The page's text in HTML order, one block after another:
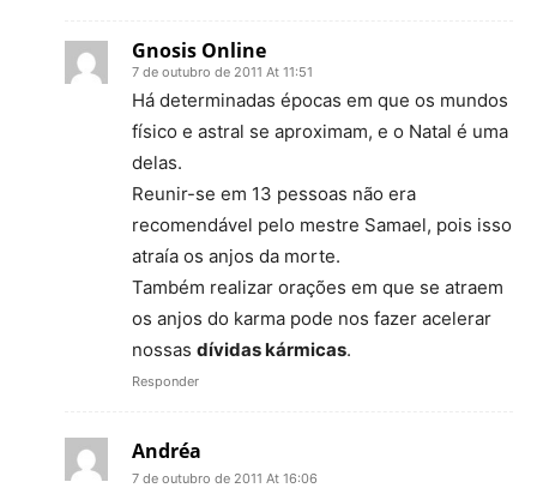
Gnosis Online
7 de outubro de 2011 At 11:51
Há determinadas épocas em que os mundos
físico e astral se aproximam, e o Natal é uma
delas.
Reunir-se em 13 pessoas não era
recomendável pelo mestre Samael, pois isso
atraía os anjos da morte.
Também realizar orações em que se atraem
os anjos do karma pode nos fazer acelerar
nossas dívidas kármicas.
Responder
Andréa
7 de outubro de 2011 At 16:06